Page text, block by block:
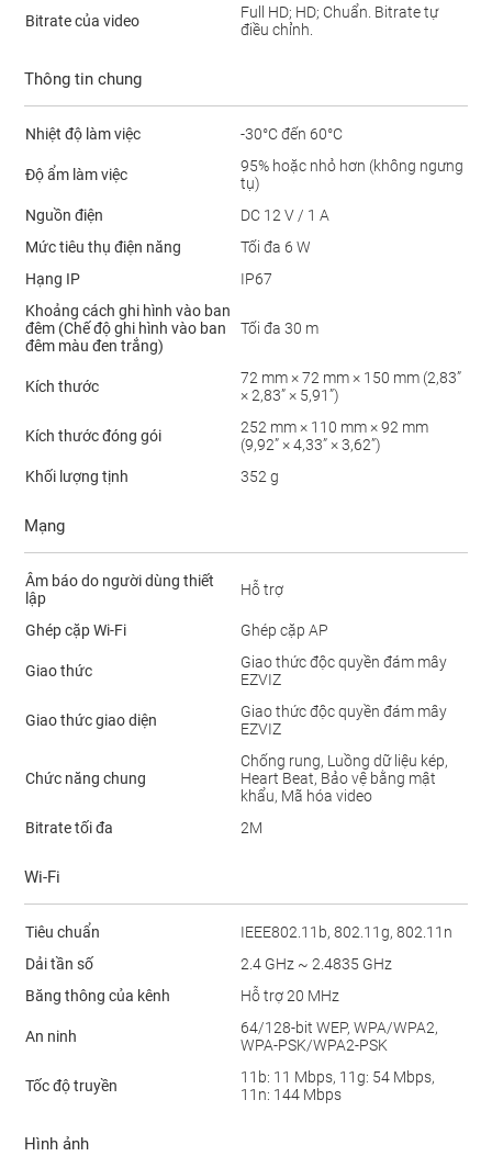
Bitrate của video
Full HD; HD; Chuẩn. Bitrate tự
điều chỉnh.
Thông tin chung
Nhiệt độ làm việc -30°C đến 60°C
Độ ẩm làm việc
95% hoặc nhỏ hơn (không ngưng
tụ)
Nguồn điện
DC 12 V / 1 A
Mức tiêu thụ điện năng
Tối đa 6 W
Hạng IP
IP67
Khoảng cách ghi hình vào ban
đêm (Chế độ ghi hình vào ban
đêm màu đen trắng)
Tối đa 30 m
Kích thước
72 mm × 72 mm × 150 mm (2,83”
× 2,83” × 5,91”)
Kích thước đóng gói
252 mm × 110 mm × 92 mm
(9,92” × 4,33” × 3,62”)
Khối lượng tịnh
352 g
Mạng
Âm báo do người dùng thiết
lập
Hỗ trợ
Ghép cặp Wi-Fi Ghép cặp AP
Giao thức
Giao thức độc quyền đám mây
EZVIZ
Giao thức giao diện
Giao thức độc quyền đám mây
EZVIZ
Chức năng chung
Chống rung, Luồng dữ liệu kép,
Heart Beat, Bảo vệ bằng mật
khẩu, Mã hóa video
Bitrate tối đa
2M
Wi-Fi
Tiêu chuẩn
IEEE802.11b, 802.11g, 802.11n
Dải tần số
2.4 GHz ~ 2.4835 GHz
Băng thông của kênh
Hỗ trợ 20 MHz
An ninh
64/128-bit WEP, WPA/WPA2,
WPA-PSK/WPA2-PSK
Tốc độ truyền
11b: 11 Mbps, 11g: 54 Mbps,
11n: 144 Mbps
Hình ảnh